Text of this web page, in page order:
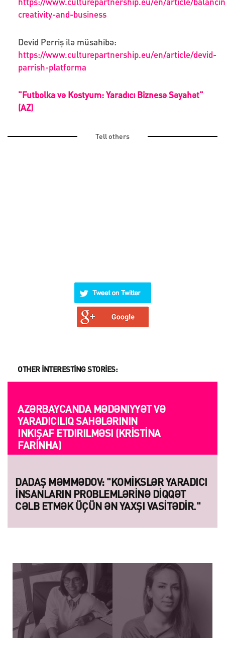
creativity-and-business
Devid Perriş ilə müsahibə:
https://www.culturepartnership.eu/en/article/devid-
parrish-platforma
"Futbolka və Kostyum: Yaradıcı Biznesə Səyahət"
(AZ)
Tell others
OTHER INTERESTING STORIES:
AZƏRBAYCANDA MƏDƏNIYYƏT VƏ
YARADICILIQ SAHƏLƏRININ
INKIŞAF ETDIRILMƏSI (KRISTINA
FARINHA)
DADAŞ MƏMMƏDOV: "KOMIKSLƏR YARADICI
INSANLARIN PROBLEMLƏRINƏ DIQQƏT
CƏLB ETMƏK ÜÇÜN ƏN YAXŞI VASITƏDIR."